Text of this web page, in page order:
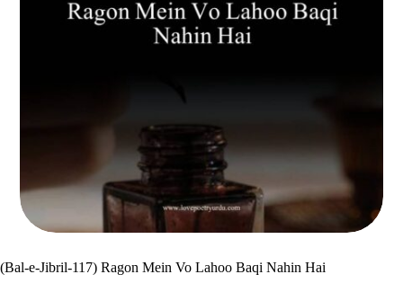
(Bal-e-Jibril-117) Ragon Mein Vo Lahoo Baqi Nahin Hai